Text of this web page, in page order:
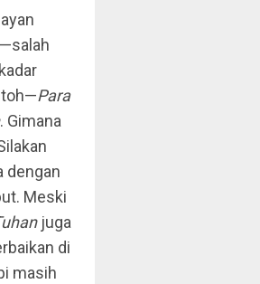
Para
. Gimana
dengan
Meski
juga
di
masih